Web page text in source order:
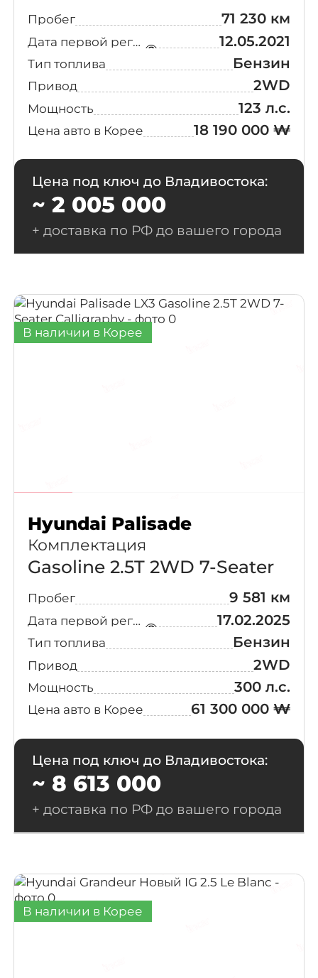
Black Edition
I(6)
N(5)
N Line
Premium
(5)
Smart(Rental)
Millennial (4)
6-Seater
(3)
Selection
(3)
Preimum (3)
Sport Premium(3)
Ultimate
(3)
6-Seater
(2)
(2)
Extreme
(2)
Finest Edition(2)
Inspiraition(2)
Modern(Handicapped)
Пробег 71 230 км
Дата первой регистрации 12.05.2021
Тип топлива Бензин
Привод 2WD
Мощность 123 л.с.
Цена авто в Корее 18 190 000 ₩
Цена под ключ до Владивостока:
~ 2 005 000
+ доставка по РФ до вашего города
В наличии в Корее
Hyundai Palisade
Комплектация
Gasoline 2.5T 2WD 7-Seater
Пробег 9 581 км
Дата первой регистрации 17.02.2025
Тип топлива Бензин
Привод 2WD
Мощность 300 л.с.
Цена авто в Корее 61 300 000 ₩
Цена под ключ до Владивостока:
~ 8 613 000
+ доставка по РФ до вашего города
В наличии в Корее